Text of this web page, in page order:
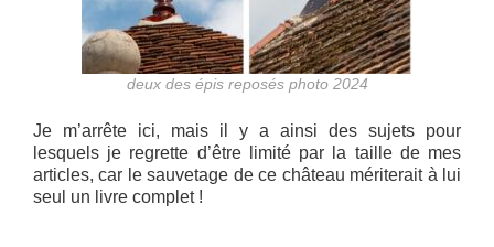
deux des épis reposés photo 2024
Je m’arrête ici, mais il y a ainsi des sujets pour
lesquels je regrette d’être limité par la taille de mes
articles, car le sauvetage de ce château mériterait à lui
seul un livre complet !